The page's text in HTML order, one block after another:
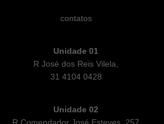
contatos
Unidade 01
R José dos Reis Vilela,
31 4104 0428
Unidade 02